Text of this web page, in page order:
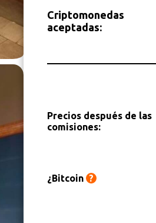
Criptomonedas
aceptadas:
Precios después de las
comisiones:
¿Bitcoin ?